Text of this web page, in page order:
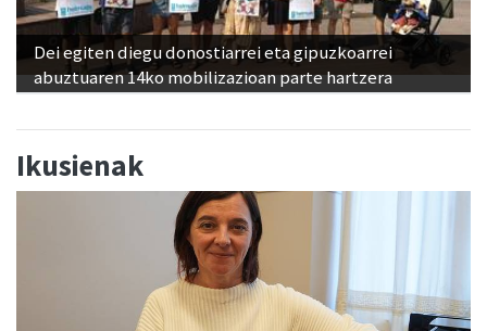
Dei egiten diegu donostiarrei eta gipuzkoarrei
abuztuaren 14ko mobilizazioan parte hartzera
Ikusienak